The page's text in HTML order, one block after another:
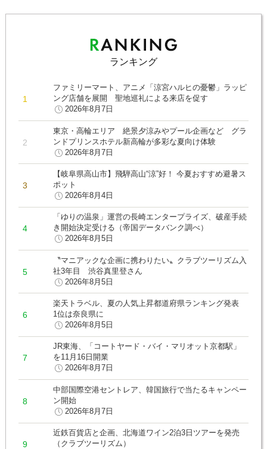
ランキング
ファミリーマート、アニメ「涼宮ハルヒの憂鬱」ラッピ
ング店舗を展開 聖地巡礼による来店を促す
2026年8月7日
東京・高輪エリア 絶景夕涼みやプール企画など グラ
ンドプリンスホテル新高輪が多彩な夏向け体験
2026年8月7日
【岐阜県高山市】飛騨高山“涼”好！ 今夏おすすめ避暑ス
ポット
2026年8月4日
「ゆりの温泉」運営の長崎エンタープライズ、破産手続
き開始決定受ける（帝国データバンク調べ）
2026年8月5日
〝マニアックな企画に携わりたい〟クラブツーリズム入
社3年目 渋谷真里登さん
2026年8月5日
楽天トラベル、夏の人気上昇都道府県ランキング発表
1位は奈良県に
2026年8月5日
JR東海、「コートヤード・バイ・マリオット京都駅」
を11月16日開業
2026年8月7日
中部国際空港セントレア、韓国旅行で当たるキャンペー
ン開始
2026年8月7日
近鉄百貨店と企画、北海道ワイン2泊3日ツアーを発売
（クラブツーリズム）